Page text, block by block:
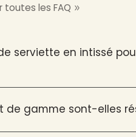
toutes les FAQ
serviette en intissé
de gamme sont-elles